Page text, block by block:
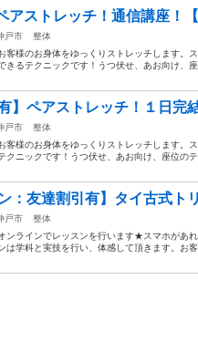
アストレッチ！通信講座！
戸市
整体
客様のお身体をゆっくりストレッチします
きるテクニックです！うつ伏せ、あお向け、
】ペアストレッチ！１日完
戸市
整体
客様のお身体をゆっくりストレッチします
クニックです！うつ伏せ、あお向け、座位の
：友達割引有】タイ古式ト
戸市
整体
ンラインでレッスンを行います★スマホがあ
は学科と実技を行い、体感して頂きます。お